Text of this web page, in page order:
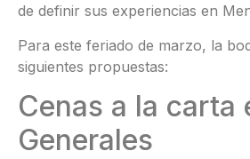
de definir sus experiencias en
Para este feriado de marzo, la
siguientes propuestas:
Cenas a la carta
Generales